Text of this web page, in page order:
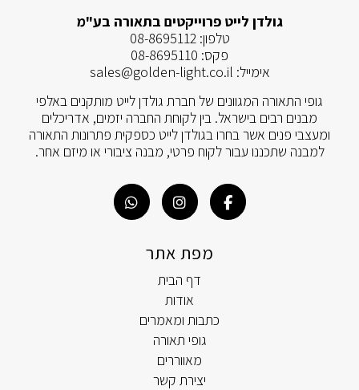
גולדן לייט פרוייקטים בתאורה בע"מ
טלפון:08-8695112
פקס: 08-8695110
אימייל: sales@golden-light.co.il
גופי התאורה המגוונים של חברת גולדן לייט מותקנים באלפי
מבנים רבים בישראל. בין לקוחת החברה יזמים, אדריכלים
ומעצבי פנים אשר בחרו בגולדן לייט כספקית פתרונות התאורה
למבנה שתכננו עבור לקוח פרטי, מבנה ציבורי או מיזם אחר.
מפת אתר
דף הבית
אודות
כתבות ומאמרים
גופי תאורה
מאווררים
יצירת קשר